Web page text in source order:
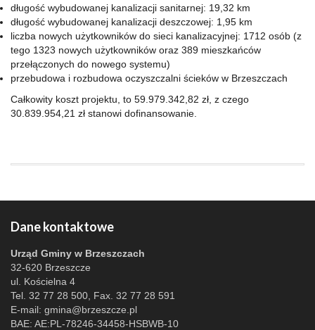
długość wybudowanej kanalizacji sanitarnej: 19,32 km
długość wybudowanej kanalizacji deszczowej: 1,95 km
liczba nowych użytkowników do sieci kanalizacyjnej: 1712 osób (z
tego 1323 nowych użytkowników oraz 389 mieszkańców
przełączonych do nowego systemu)
przebudowa i rozbudowa oczyszczalni ścieków w Brzeszczach
Całkowity koszt projektu, to 59.979.342,82 zł, z czego
30.839.954,21 zł stanowi dofinansowanie.
Dane kontaktowe
Urząd Gminy w Brzeszczach
32-620 Brzeszcze
ul. Kościelna 4
Tel. 32 77 28 500, Fax. 32 77 28 591
E-mail: gmina@brzeszcze.pl
BAE: AE:PL-78246-34458-HSBWB-10